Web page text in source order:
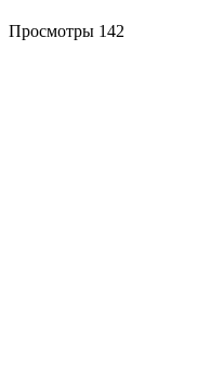
Просмотры 142